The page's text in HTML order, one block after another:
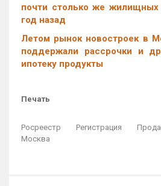
почти столько же жилищных
год назад
Летом рынок новостроек в
поддержали рассрочки и
ипотеку продукты
Печать
Росреестр Регистрация
Москва